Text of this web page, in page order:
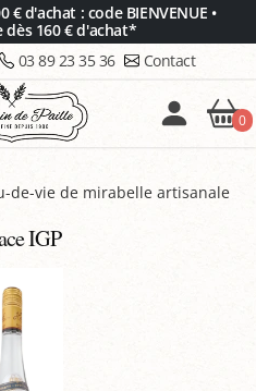
€ d'achat : code BIENVENUE •
160 € d'achat*
03 89 23 35 36 Contact
0
de-vie de mirabelle artisanale
IGP